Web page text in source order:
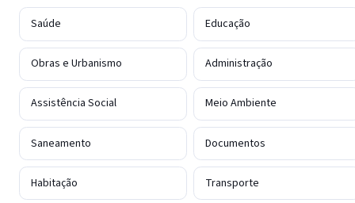
Saúde Educação
Obras e Urbanismo Administração
Assistência Social Meio Ambiente
Saneamento Documentos
Habitação Transporte